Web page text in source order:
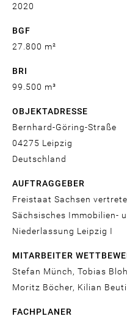
2020
BGF
27.800 m²
BRI
99.500 m³
OBJEKTADRESSE
Bernhard-Göring-Straße
04275 Leipzig
Deutschland
AUFTRAGGEBER
Freistaat Sachsen
Sächsisches Immobilien-
Niederlassung Leipzig I
MITARBEITER
Stefan Münch, Tobias
Moritz Böcher, Kilian
FACHPLANER